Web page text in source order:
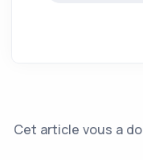
Cet article vous a